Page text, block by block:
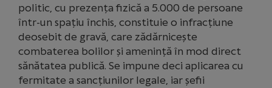
politic, cu prezența fizică a 5.000 de persoane
într-un spațiu închis, constituie o infracțiune
deosebit de gravă, care zădărnicește
combaterea bolilor și amenință în mod direct
sănătatea publică. Se impune deci aplicarea cu
fermitate a sancțiunilor legale, iar șefii